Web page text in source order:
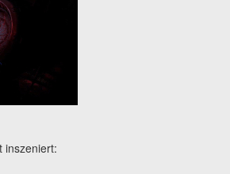
inszeniert: